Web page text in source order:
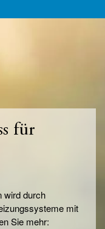
für
wird durch
mit
Sie mehr: